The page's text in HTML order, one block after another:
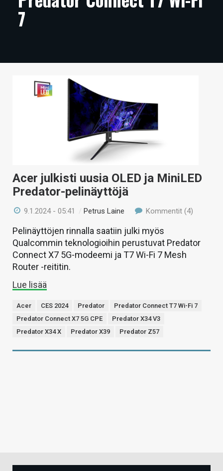
ARTIKKELIT
HINTA.FI
HAKU
7
Acer julkisti uusia OLED ja MiniLED
Predator-pelinäyttöjä
9.1.2024 - 05:41 /Petrus Laine Kommentit (4)
Pelinäyttöjen rinnalla saatiin julki myös
Qualcommin teknologioihin perustuvat Predator
Connect X7 5G-modeemi ja T7 Wi-Fi 7 Mesh
Router -reititin.
Lue lisää
Acer CES 2024 Predator
Predator Connect T7 Wi-Fi 7
Predator Connect X7 5G CPE
Predator X34 V3
Predator X34 X
Predator X39 Predator Z57